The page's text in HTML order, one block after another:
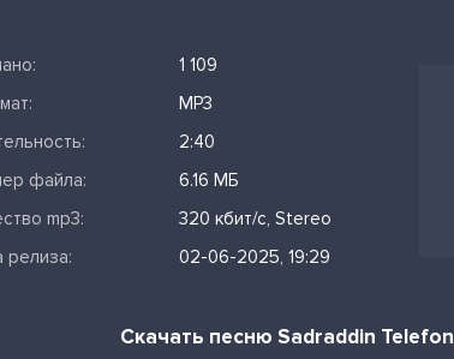
1 109
MP3
2:40
файла:
6.16 МБ
mp3:
320 кбит/с, Stereo
релиза:
02-06-2025, 19:29
Скачать песню Sadraddin Telefon